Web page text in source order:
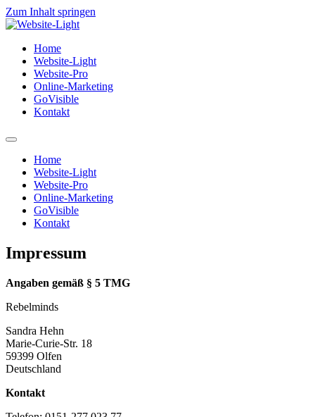
Zum Inhalt springen
Home
Website-Light
Website-Pro
Online-Marketing
GoVisible
Kontakt
Home
Website-Light
Website-Pro
Online-Marketing
GoVisible
Kontakt
Impressum
Angaben gemäß § 5 TMG
Rebelminds
Sandra Hehn
Marie-Curie-Str. 18
59399 Olfen
Deutschland
Kontakt